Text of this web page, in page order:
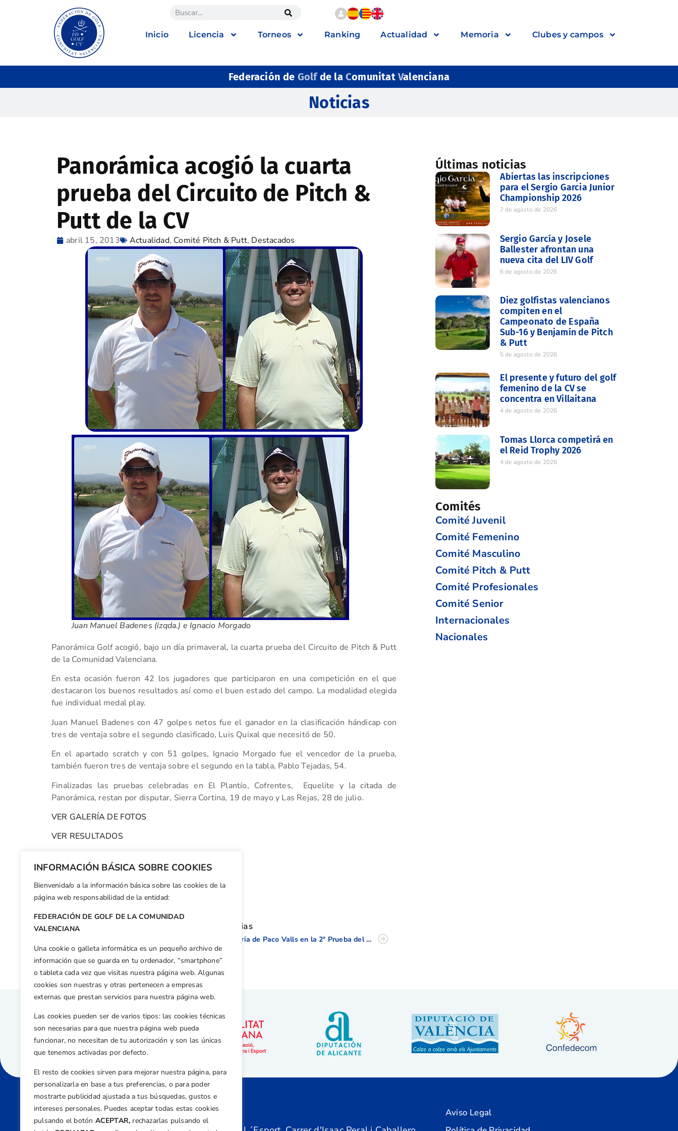
INFORMACIÓN BÁSICA SOBRE COOKIES
Bienvenida/o a la información básica sobre las cookies de la
página web responsabilidad de la entidad:
FEDERACIÓN DE GOLF DE LA COMUNIDAD
VALENCIANA
Una cookie o galleta informática es un pequeño archivo de
información que se guarda en tu ordenador, “smartphone”
o tableta cada vez que visitas nuestra página web. Algunas
cookies son nuestras y otras pertenecen a empresas
externas que prestan servicios para nuestra página web.
Las cookies pueden ser de varios tipos: las cookies técnicas
son necesarias para que nuestra página web pueda
funcionar, no necesitan de tu autorización y son las únicas
que tenemos activadas por defecto.
El resto de cookies sirven para mejorar nuestra página, para
personalizarla en base a tus preferencias, o para poder
mostrarte publicidad ajustada a tus búsquedas, gustos e
intereses personales. Puedes aceptar todas estas cookies
pulsando el botón ACEPTAR, rechazarlas pulsando el
Inicio Licencia Torneos Ranking Actualidad Memoria Clubes y campos
Federación de Golfde la ComunitatValenciana
Noticias
Panorámica acogió la cuarta
prueba del Circuito de Pitch &
Putt de la CV
abril 15, 2013 Actualidad, Comité Pitch & Putt, Destacados
Juan Manuel Badenes (izqda.) e Ignacio Morgado
Panorámica Golf acogió, bajo un día primaveral, la cuarta prueba del Circuito de Pitch & Putt
de la Comunidad Valenciana.
En esta ocasión fueron 42 los jugadores que participaron en una competición en el que
destacaron los buenos resultados así como el buen estado del campo. La modalidad elegida
fue individual medal play.
Juan Manuel Badenes con 47 golpes netos fue el ganador en la clasificación hándicap con
tres de ventaja sobre el segundo clasificado, Luis Quixal que necesitó de 50.
En el apartado scratch y con 51 golpes, Ignacio Morgado fue el vencedor de la prueba,
también fueron tres de ventaja sobre el segundo en la tabla, Pablo Tejadas, 54.
Finalizadas las pruebas celebradas en El Plantío, Cofrentes, Equelite y la citada de
Panorámica, restan por disputar, Sierra Cortina, 19 de mayo y Las Rejas, 28 de julio.
VER GALERÍA DE FOTOS
VER RESULTADOS
Facebook
X WhatsApp
LinkedIn
Email
Otras noticias
Victoria de Paco Valls en la 2ª Prueba del Circuito de Profesionales de la CV
Últimas noticias
Abiertas las inscripciones
para el Sergio Garcia Junior
Championship 2026
7 de agosto de 2026
Sergio García y Josele
Ballester afrontan una
nueva cita del LIV Golf
6 de agosto de 2026
Diez golfistas valencianos
compiten en el
Campeonato de España
Sub-16 y Benjamín de Pitch
& Putt
5 de agosto de 2026
El presente y futuro del golf
femenino de la CV se
concentra en Villaitana
4 de agosto de 2026
Tomas Llorca competirá en
el Reid Trophy 2026
4 de agosto de 2026
Comités
Comité Juvenil
Comité Femenino
Comité Masculino
Comité Pitch & Putt
Comité Profesionales
Comité Senior
Internacionales
Nacionales
Dirección
Aviso Legal